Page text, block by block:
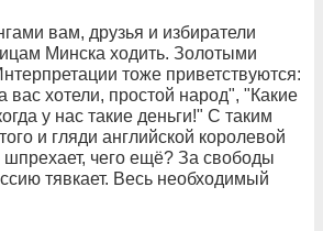
вам, друзья и избиратели
Минска ходить. Золотыми
тоже приветствуются:
хотели, простой народ", "Какие
у нас такие деньги!" С таким
и гляди английской королевой
чего ещё? За свободы
тявкает. Весь необходимый